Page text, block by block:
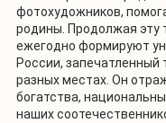
фотохудожников,
родины. Продолжая эту
ежегодно формируют
России,
разных местах. Он
богатства,
наших